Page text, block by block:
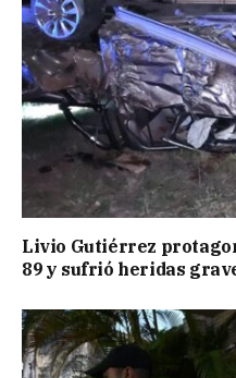
Livio Gutiérrez
89 y sufrió heridas